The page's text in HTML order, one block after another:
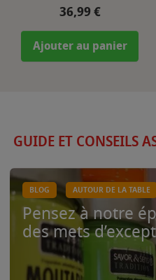
Prix
36,99 €
Ajouter au panier
GUIDE ET CONSEILS
BLOG AUTOUR DE LA TABLE
Pensez à notre
des mets